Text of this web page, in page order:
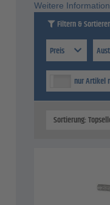
Weitere
Filtern &
Preis
nur Artikel
Sortierung: